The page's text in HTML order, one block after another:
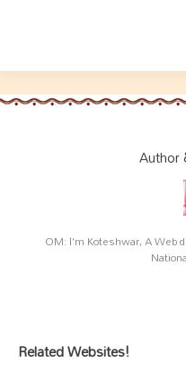
Author
OM: I'm Koteshwar, A Web
Related Websites!